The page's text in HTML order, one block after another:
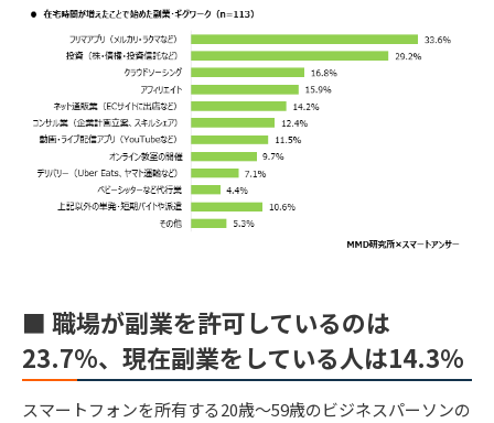
■ 職場が副業を許可しているのは
23.7%、現在副業をしている人は14.3％
スマートフォンを所有する20歳～59歳のビジネスパーソンの